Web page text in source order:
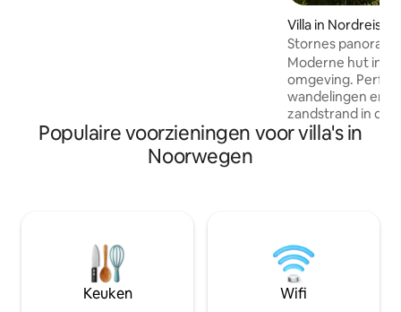
Villa in Nordreisa
Stornes
Moderne hut in
omgeving.
wandelingen en
zandstrand in de
genieten van
het noorderlicht
kijken. Rijk
minuten rijden
Storslett. Hier
Populaire voorzieningen voor villa's in
Noorwegen
Keuken Wifi